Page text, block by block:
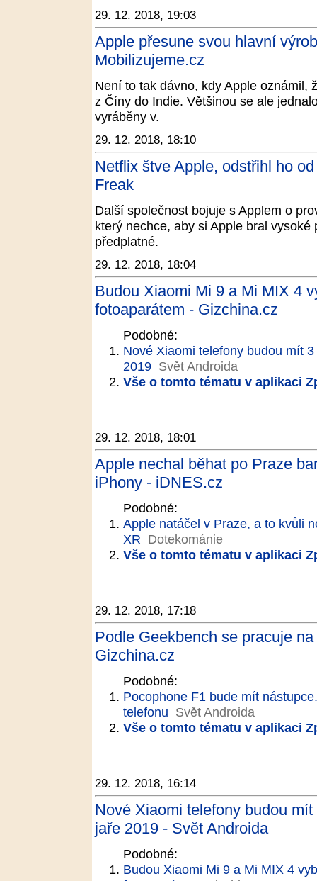
29. 12. 2018, 19:03
Apple přesune svou hlavní
Mobilizujeme.cz
Není to tak dávno, kdy Apple oznámil,
z Číny do Indie. Většinou se ale
vyráběny v.
29. 12. 2018, 18:10
Netflix štve Apple, odstřihl ho
Freak
Další společnost bojuje s Applem o
který nechce, aby si Apple bral
předplatné.
29. 12. 2018, 18:04
Budou Xiaomi Mi 9 a Mi MIX 4
fotoaparátem - Gizchina.cz
Podobné:
Nové Xiaomi telefony budou mít
2019 Svět Androida
Vše o tomto tématu v aplikaci
29. 12. 2018, 18:01
Apple nechal běhat po Praze
iPhony - iDNES.cz
Podobné:
Apple natáčel v Praze, a to kvůli
XR Dotekománie
Vše o tomto tématu v aplikaci
29. 12. 2018, 17:18
Podle Geekbench se pracuje
Gizchina.cz
Podobné:
Pocophone F1 bude mít
telefonu Svět Androida
Vše o tomto tématu v aplikaci
29. 12. 2018, 16:14
Nové Xiaomi telefony budou
jaře 2019 - Svět Androida
Podobné:
Budou Xiaomi Mi 9 a Mi MIX 4